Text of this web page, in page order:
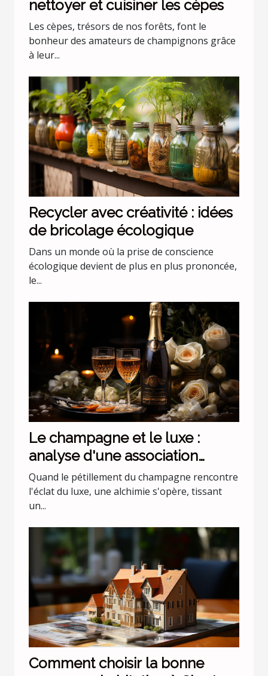
nettoyer et cuisiner les cèpes
Les cèpes, trésors de nos forêts, font le
bonheur des amateurs de champignons grâce
à leur...
Recycler avec créativité : idées
de bricolage écologique
Dans un monde où la prise de conscience
écologique devient de plus en plus prononcée,
le...
Le champagne et le luxe :
analyse d'une association
incontournable
Quand le pétillement du champagne rencontre
l'éclat du luxe, une alchimie s'opère, tissant
un...
Comment choisir la bonne